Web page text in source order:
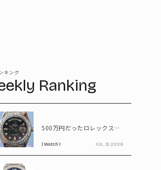
キング
Ranking
500万円だったロレックスが1,380万円に。プラチナ×ダイヤが輝く「パールマスター」
( Watch ) JUL. 31, 2026